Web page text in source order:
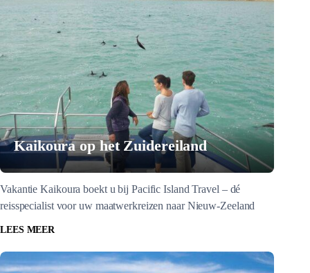
Kaikoura op het Zuidereiland
Vakantie Kaikoura boekt u bij Pacific Island Travel – dé
reisspecialist voor uw maatwerkreizen naar Nieuw-Zeeland
LEES MEER